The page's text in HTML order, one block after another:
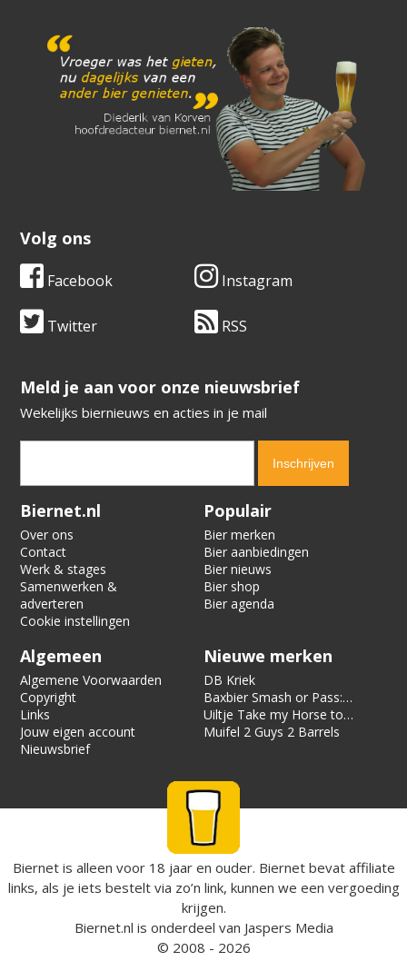
Volg ons
Facebook Instagram
Twitter RSS
​​​​​​​Meld je aan voor onze nieuwsbrief
Wekelijks biernieuws en acties in je mail
Verification code:
Biernet.nl
Over ons
Contact
Werk & stages
Samenwerken &
adverteren
Cookie instellingen
Populair
Bier merken
Bier aanbiedingen
Bier nieuws
Bier shop
Bier agenda
Algemeen
Algemene Voorwaarden
Copyright
Links
Jouw eigen account
Nieuwsbrief
Nieuwe merken
DB Kriek
Baxbier Smash or Pass:
Strata
Uiltje Take my Horse to
the Hotel Room
Muifel 2 Guys 2 Barrels
Biernet is alleen voor 18 jaar en ouder. Biernet bevat affiliate
links, als je iets bestelt via zo’n link, kunnen we een vergoeding
krijgen.
Biernet.nl is onderdeel van Jaspers Media
© 2008 - 2026